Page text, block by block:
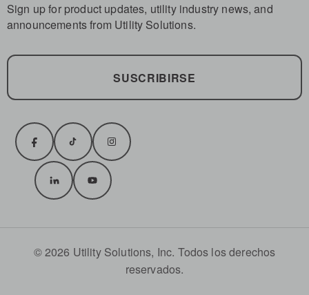
Sign up for product updates, utility industry news, and
announcements from Utility Solutions.
SUSCRIBIRSE
© 2026 Utility Solutions, Inc. Todos los derechos
reservados.